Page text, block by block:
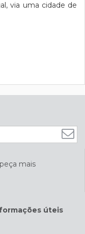
via uma cidade de
mais
úteis